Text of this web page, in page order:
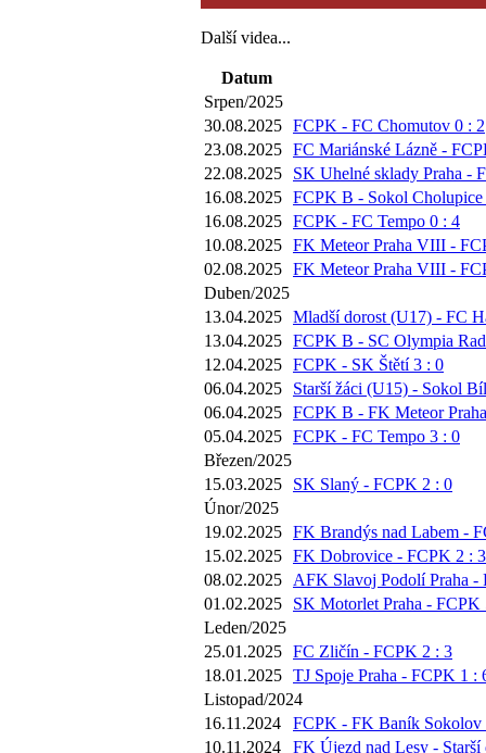
Další videa...
Datum
Srpen/2025
30.08.2025 FCPK - FC Chomutov 0 : 2
23.08.2025 FC Mariánské Lázně -
22.08.2025
SK Uhelné sklady Praha -
16.08.2025 FCPK B - Sokol Cholupice
16.08.2025 FCPK - FC Tempo 0 : 4
10.08.2025 FK Meteor Praha VIII -
02.08.2025 FK Meteor Praha VIII -
Duben/2025
13.04.2025 Mladší dorost (U17) - FC
13.04.2025 FCPK B - SC Olympia
12.04.2025 FCPK - SK Štětí 3 : 0
06.04.2025
Starší žáci (U15) - Sokol
06.04.2025 FCPK B - FK Meteor
05.04.2025 FCPK - FC Tempo 3 : 0
Březen/2025
15.03.2025
SK Slaný - FCPK 2 : 0
Únor/2025
19.02.2025 FK Brandýs nad Labem -
15.02.2025 FK Dobrovice - FCPK 2 : 3
08.02.2025
AFK Slavoj Podolí Praha -
01.02.2025
SK Motorlet Praha - FCPK
Leden/2025
25.01.2025 FC Zličín - FCPK 2 : 3
18.01.2025 TJ Spoje Praha - FCPK 1 :
Listopad/2024
16.11.2024
FCPK - FK Baník Sokolov
10.11.2024
FK Újezd nad Lesy -